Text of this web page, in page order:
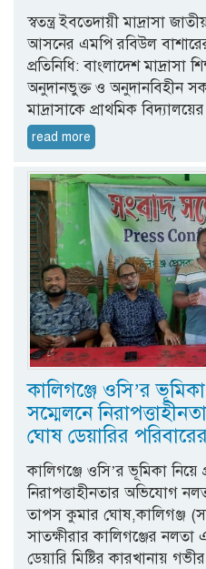
স্বতন্ত্র ইবতেদায়ী মাদ্রাসা
আসনের এমপি রবিউল বাশারের
প্রতিনিধি: বাংলাদেশ মাদ্রাসা
অনুদানভুক্ত ও অনুদানবিহীন
মাদ্রাসাকে প্রাথমিক
read more
কালিগঞ্জে ওসি’র ভূমিকা
সম্মেলনে
ঘোষ ডেয়ারির
কালিগঞ্জে ওসি’র ভূমিকা নিয়ে
নিরাপত্তাহীনতার অভিযোগ
তাপস কুমার ঘোষ,কালিগঞ্জ
সাতক্ষীরার কালিগঞ্জের
ডেয়ারি মিষ্টির কারখানায়